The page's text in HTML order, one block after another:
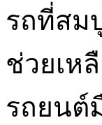
รถที่สม
ช่วยเห
รถยนต์